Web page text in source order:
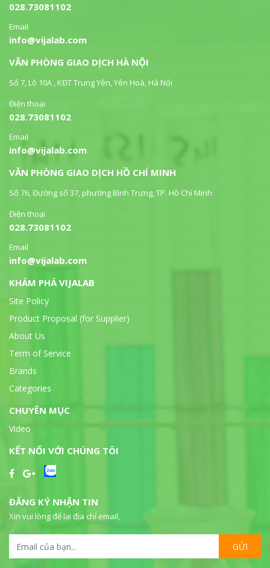
028.73081102
Email
info@vijalab.com
VĂN PHÒNG GIAO DỊCH HÀ NỘI
Số 7, Lô 10A , KĐT Trung Yên, Yên Hoà, Hà Nội
Điện thoại
028.73081102
Email
info@vijalab.com
VĂN PHÒNG GIAO DỊCH HỒ CHÍ MINH
Số 76, Đường số 37, phường Bình Trưng, TP. Hồ Chí Minh
Điện thoại
028.73081102
Email
info@vijalab.com
KHÁM PHÁ VIJALAB
Site Policy
Product Proposal (for Supplier)
About Us
Term of Service
Brands
Categories
CHUYÊN MỤC
Video
KẾT NỐI VỚI CHÚNG TÔI
ĐĂNG KÝ NHẬN TIN
Xin vui lòng để lại địa chỉ email,
GỬI